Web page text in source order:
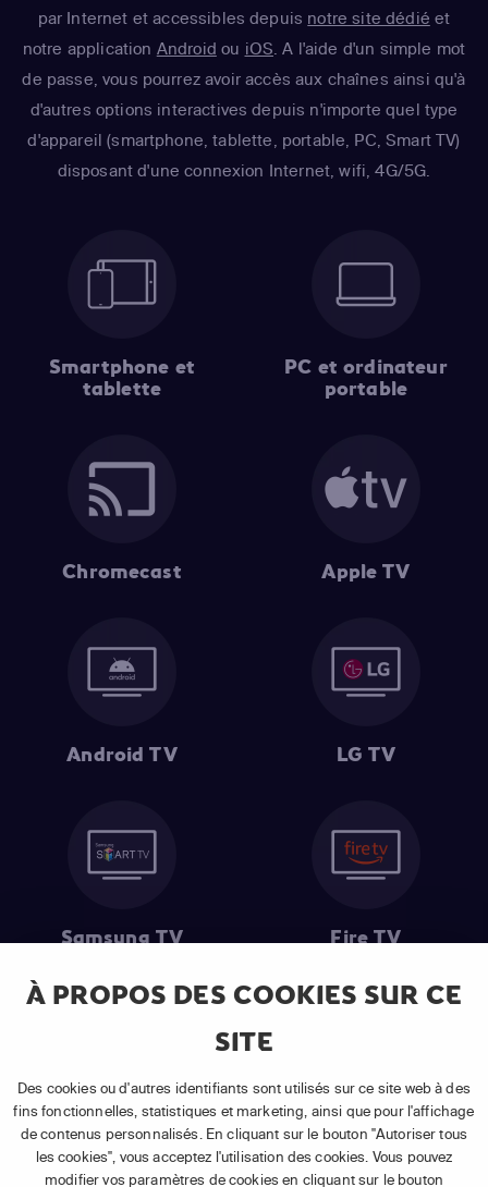
À PROPOS DES COOKIES SUR CE
SITE
Des cookies ou d'autres identifiants sont utilisés sur ce site web à des
fins fonctionnelles, statistiques et marketing, ainsi que pour l'affichage
de contenus personnalisés. En cliquant sur le bouton "Autoriser tous
les cookies", vous acceptez l'utilisation des cookies. Vous pouvez
modifier vos paramètres de cookies en cliquant sur le bouton
par Internet et accessibles depuis notre site dédié et
notre application Android ou iOS . A l'aide d'un simple mot
de passe, vous pourrez avoir accès aux chaînes ainsi qu'à
d'autres options interactives depuis n'importe quel type
d'appareil (smartphone, tablette, portable, PC, Smart TV)
disposant d'une connexion Internet, wifi, 4G/5G.
Smartphone et
tablette
PC et ordinateur
portable
Chromecast Apple TV
Android TV LG TV
Samsung TV Fire TV
souscription à un abonnement APP TV Basic.
(2) Prix de l'abonnement : TVA comprise, hors promotion, hors frais
uniques d'activation, hors frais de matériel et hors frais d'installation.
(3) Restart & Replay:Voir toutes les chaînes disposant de cette
fonctionnalité.